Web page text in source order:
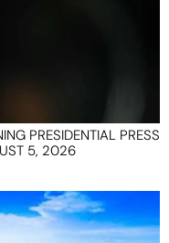
PRESIDENTIAL PRESS
5, 2026